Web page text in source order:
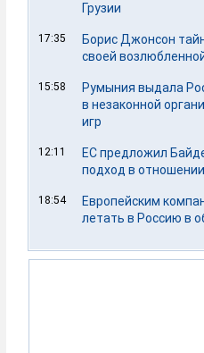
Грузии
17:35
Борис Джонсон
своей
15:58
Румыния выдала
в незаконной
игр
12:11
ЕС предложил
подход в
18:54
Европейским
летать в Россию в